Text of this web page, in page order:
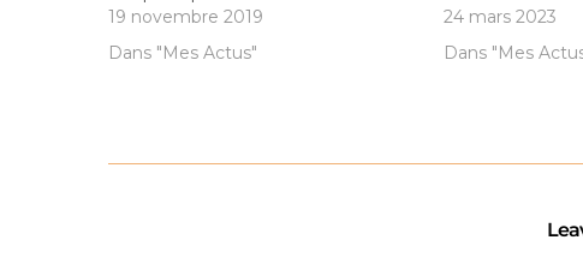
19 novembre 2019
Dans "Mes Actus"
24 mars 2023
Dans "Mes